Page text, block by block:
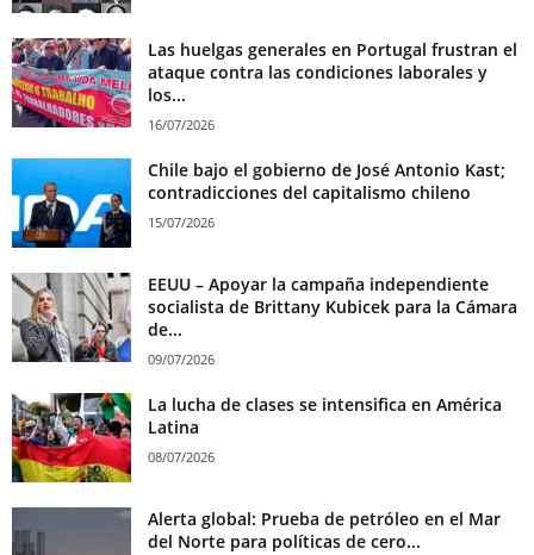
Las huelgas generales en Portugal frustran el
ataque contra las condiciones laborales y
los...
16/07/2026
Chile bajo el gobierno de José Antonio Kast;
contradicciones del capitalismo chileno
15/07/2026
EEUU – Apoyar la campaña independiente
socialista de Brittany Kubicek para la Cámara
de...
09/07/2026
La lucha de clases se intensifica en América
Latina
08/07/2026
Alerta global: Prueba de petróleo en el Mar
del Norte para políticas de cero...